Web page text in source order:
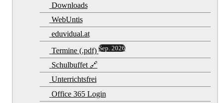
Downloads
WebUntis
eduvidual.at
Termine (.pdf) Sep. 2026
Schulbuffet 🔗
Unterrichtsfrei
Office 365 Login